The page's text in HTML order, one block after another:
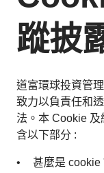
蹤披
道富環球投資管
致力以負責任和
法。本 Cookie
含以下部分 :
甚麼是 cookie